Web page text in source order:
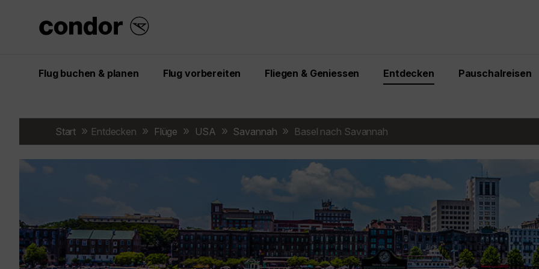
Flug buchen & planen Flug vorbereiten Fliegen & Geniessen Entdecken Pauschalreisen
Start Entdecken Flüge USA Savannah Basel nach Savannah